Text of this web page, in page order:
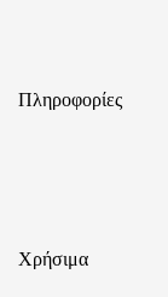
Πληροφορίες
Χρήσιμα